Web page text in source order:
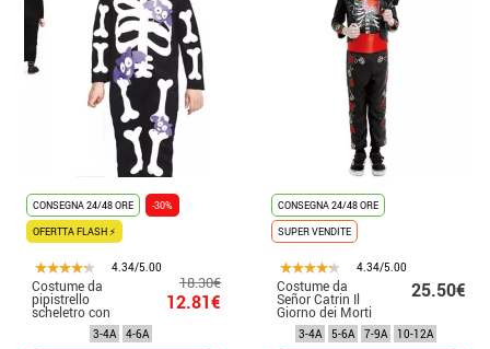
CONSEGNA 24/48 ORE
-30%
OFERTTA FLASH ⚡
4.34/5.00
Costume da
pipistrello
scheletro con
cappello per
18.30€
12.81€
3-4A 4-6A
CONSEGNA 24/48 ORE
SUPER VENDITE
4.34/5.00
Costume da
Señor Catrin Il
Giorno dei Morti
per bambino
25.50€
3-4A 5-6A 7-9A 10-12A